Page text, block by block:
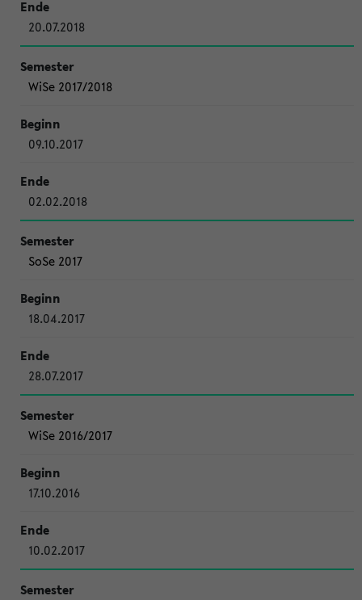
20.07.2018
WiSe 2017/2018
09.10.2017
02.02.2018
SoSe 2017
18.04.2017
28.07.2017
WiSe 2016/2017
17.10.2016
10.02.2017